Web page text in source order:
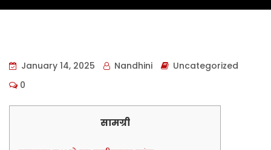
January 14, 2025 Nandhini
Uncategorized
0
सामग्री